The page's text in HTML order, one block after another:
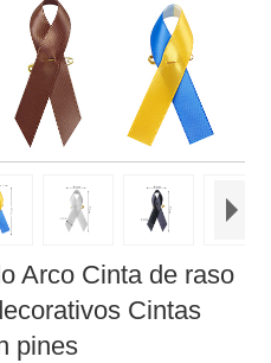
Arco Cinta de raso
Cintas
pines